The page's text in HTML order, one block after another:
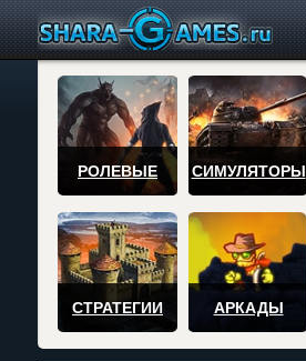
РОЛЕВЫЕ СИМУЛЯТОРЫ
СТРАТЕГИИ АРКАДЫ